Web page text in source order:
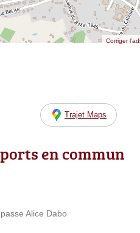
Corriger
Trajet Maps
en commun
Alice Dabo